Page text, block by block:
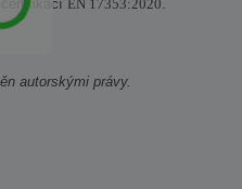
EN 17353:2020
autorskými právy.